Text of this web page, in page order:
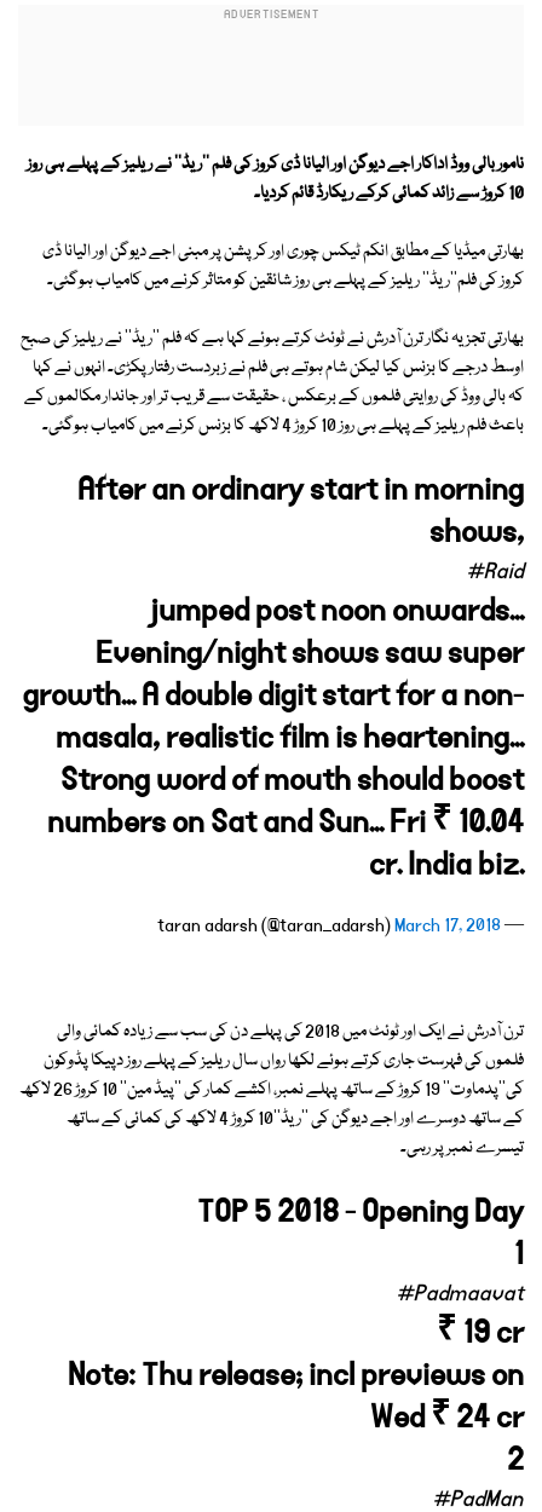
نامور بالی ووڈ اداکار اجے دیوگن اور الیانا ڈی کروز کی فلم ''ریڈ'' نے ریلیز کے پہلے ہی روز
10 کروڑ سے زائد کمائی کرکے ریکارڈ قائم کردیا۔
بھارتی میڈیا کے مطابق انکم ٹیکس چوری اور کرپشن پر مبنی اجے دیوگن اور الیانا ڈی
کروز کی فلم''ریڈ'' ریلیز کے پہلے ہی روز شائقین کو متاثر کرنے میں کامیاب ہوگئی۔
بھارتی تجزیہ نگار ترن آدرش نے ٹوئٹ کرتے ہوئے کہا ہے کہ فلم ''ریڈ'' نے ریلیز کی صبح
اوسط درجے کا بزنس کیا لیکن شام ہوتے ہی فلم نے زبردست رفتار پکڑی۔ انہوں نے کہا
کہ بالی ووڈ کی روایتی فلموں کے برعکس ، حقیقت سے قریب تر اور جاندار مکالموں کے
باعث فلم ریلیز کے پہلے ہی روز 10 کروڑ 4 لاکھ کا بزنس کرنے میں کامیاب ہوگئی۔
After an ordinary start in morning
shows,
#Raid
jumped post noon onwards...
Evening/night shows saw super
growth... A double digit start for a non-
masala, realistic film is heartening...
Strong word of mouth should boost
numbers on Sat and Sun... Fri ₹ 10.04
cr. India biz.
— taran adarsh (@taran_adarsh)
March 17, 2018
ترن آدرش نے ایک اور ٹوئٹ میں 2018 کی پہلے دن کی سب سے زیادہ کمائی والی
فلموں کی فہرست جاری کرتے ہوئے لکھا رواں سال ریلیز کے پہلے روز دپیکا پڈوکون
کی''پدماوت'' 19 کروڑ کے ساتھ پہلے نمبر، اکشے کمار کی ''پیڈ مین'' 10 کروڑ 26 لاکھ
کے ساتھ دوسرے اور اجے دیوگن کی ''ریڈ''10 کروڑ 4 لاکھ کی کمائی کے ساتھ
تیسرے نمبر پر رہی۔
TOP 5 2018 - Opening Day
1
#Padmaavat
₹ 19 cr
Note: Thu release; incl previews on
Wed ₹ 24 cr
2
#PadMan